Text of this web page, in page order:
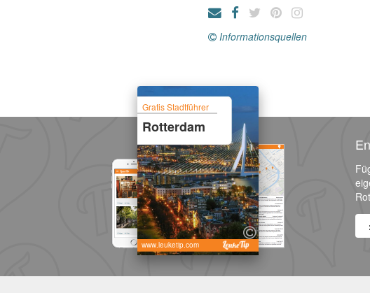
Informationsquellen
Gratis Stadtführer
Rotterdam
www.leuketip.com